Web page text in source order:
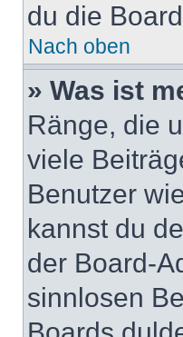
du die
Nach oben
» Was ist
Ränge, die
viele
Benutzer
kannst du
der Board-
sinnlosen